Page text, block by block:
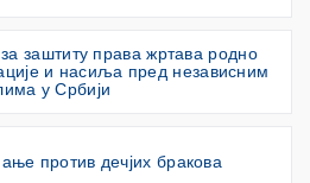
заштиту права жртава родно
и насиља пред независним
у Србији
против дечјих бракова